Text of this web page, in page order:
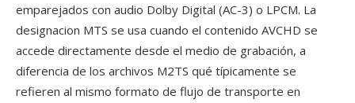
emparejados con audio Dolby Digital (AC-3) o LPCM. La
designacion MTS se usa cuando el contenido AVCHD se
accede directamente desde el medio de grabación, a
diferencia de los archivos M2TS qué típicamente se
refieren al mismo formato de flujo de transporte en